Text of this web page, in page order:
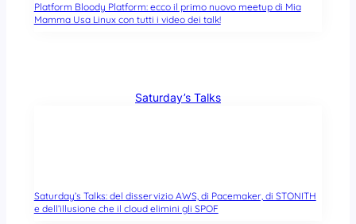
Platform Bloody Platform: ecco il primo nuovo meetup di Mia
Mamma Usa Linux con tutti i video dei talk!
Saturday’s Talks
Saturday’s Talks: del disservizio AWS, di Pacemaker, di STONITH
e dell’illusione che il cloud elimini gli SPOF